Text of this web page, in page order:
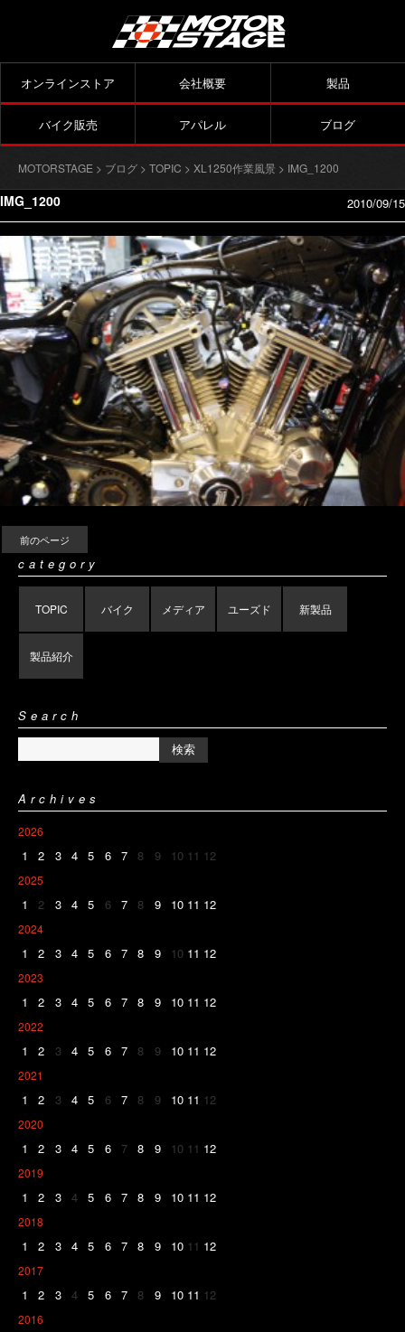
オンラインストア 会社概要 製品
バイク販売 アパレル ブログ
MOTORSTAGE > ブログ > TOPIC > XL1250作業風景 > IMG_1200
IMG_1200 2010/09/15
前のページ
category
TOPIC バイク メディア ユーズド 新製品
製品紹介
Search
Archives
2026
1 2 3 4 5 6 7 8 9 10 11 12
2025
1 2 3 4 5 6 7 8 9 10 11 12
2024
1 2 3 4 5 6 7 8 9 10 11 12
2023
1 2 3 4 5 6 7 8 9 10 11 12
2022
1 2 3 4 5 6 7 8 9 10 11 12
2021
1 2 3 4 5 6 7 8 9 10 11 12
2020
1 2 3 4 5 6 7 8 9 10 11 12
2019
1 2 3 4 5 6 7 8 9 10 11 12
2018
1 2 3 4 5 6 7 8 9 10 11 12
2017
1 2 3 4 5 6 7 8 9 10 11 12
2016